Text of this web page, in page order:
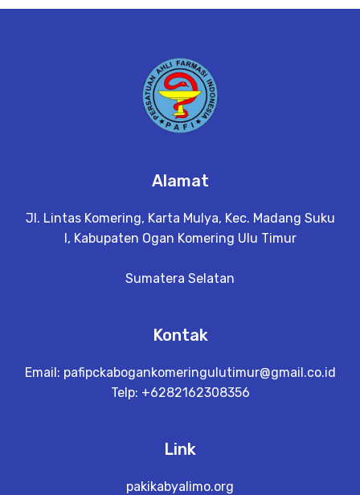
Alamat
Jl. Lintas Komering, Karta Mulya, Kec. Madang Suku
I, Kabupaten Ogan Komering Ulu Timur
Sumatera Selatan
Kontak
Email: pafipckabogankomeringulutimur@gmail.co.id
Telp: +6282162308356
Link
pakikabyalimo.org